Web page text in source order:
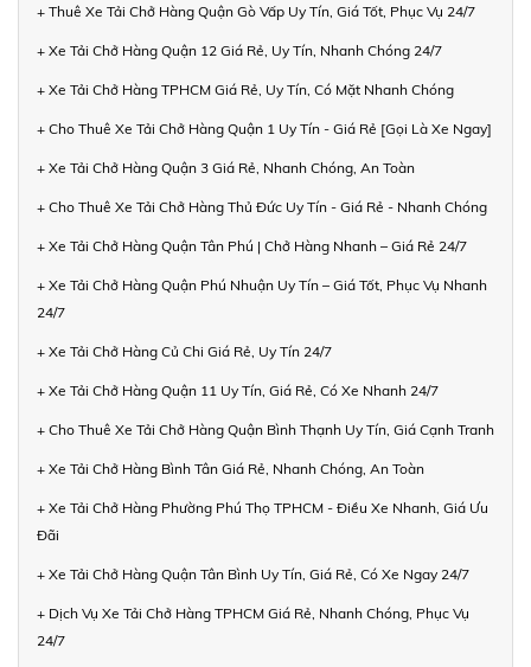
+ Thuê Xe Tải Chở Hàng Quận Gò Vấp Uy Tín, Giá Tốt, Phục Vụ 24/7
+ Xe Tải Chở Hàng Quận 12 Giá Rẻ, Uy Tín, Nhanh Chóng 24/7
+ Xe Tải Chở Hàng TPHCM Giá Rẻ, Uy Tín, Có Mặt Nhanh Chóng
+ Cho Thuê Xe Tải Chở Hàng Quận 1 Uy Tín - Giá Rẻ [Gọi Là Xe Ngay]
+ Xe Tải Chở Hàng Quận 3 Giá Rẻ, Nhanh Chóng, An Toàn
+ Cho Thuê Xe Tải Chở Hàng Thủ Đức Uy Tín - Giá Rẻ - Nhanh Chóng
+ Xe Tải Chở Hàng Quận Tân Phú | Chở Hàng Nhanh – Giá Rẻ 24/7
+ Xe Tải Chở Hàng Quận Phú Nhuận Uy Tín – Giá Tốt, Phục Vụ Nhanh
24/7
+ Xe Tải Chở Hàng Củ Chi Giá Rẻ, Uy Tín 24/7
+ Xe Tải Chở Hàng Quận 11 Uy Tín, Giá Rẻ, Có Xe Nhanh 24/7
+ Cho Thuê Xe Tải Chở Hàng Quận Bình Thạnh Uy Tín, Giá Cạnh Tranh
+ Xe Tải Chở Hàng Bình Tân Giá Rẻ, Nhanh Chóng, An Toàn
+ Xe Tải Chở Hàng Phường Phú Thọ TPHCM - Điều Xe Nhanh, Giá Ưu
Đãi
+ Xe Tải Chở Hàng Quận Tân Bình Uy Tín, Giá Rẻ, Có Xe Ngay 24/7
+ Dịch Vụ Xe Tải Chở Hàng TPHCM Giá Rẻ, Nhanh Chóng, Phục Vụ
24/7